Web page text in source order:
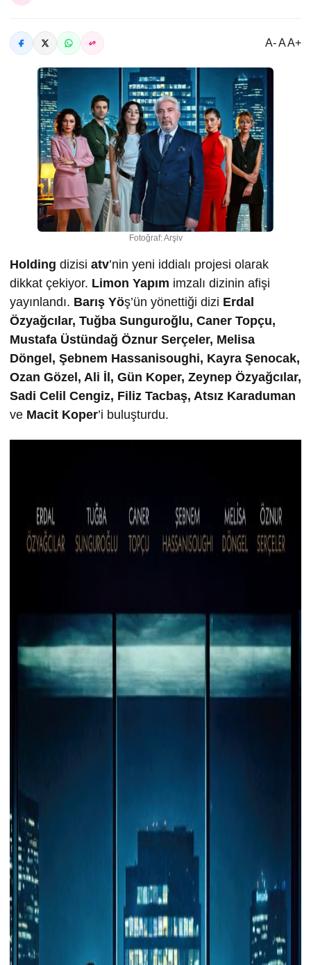
A- A A+
Fotoğraf: Arşiv
Holding dizisi atv’nin yeni iddialı projesi olarak
dikkat çekiyor. Limon Yapım imzalı dizinin afişi
yayınlandı. Barış Yöş’ün yönettiği dizi Erdal
Özyağcılar, Tuğba Sunguroğlu, Caner Topçu,
Mustafa Üstündağ Öznur Serçeler, Melisa
Döngel, Şebnem Hassanisoughi, Kayra Şenocak,
Ozan Gözel, Ali İl, Gün Koper, Zeynep Özyağcılar,
Sadi Celil Cengiz, Filiz Tacbaş, Atsız Karaduman
ve Macit Koper’i buluşturdu.